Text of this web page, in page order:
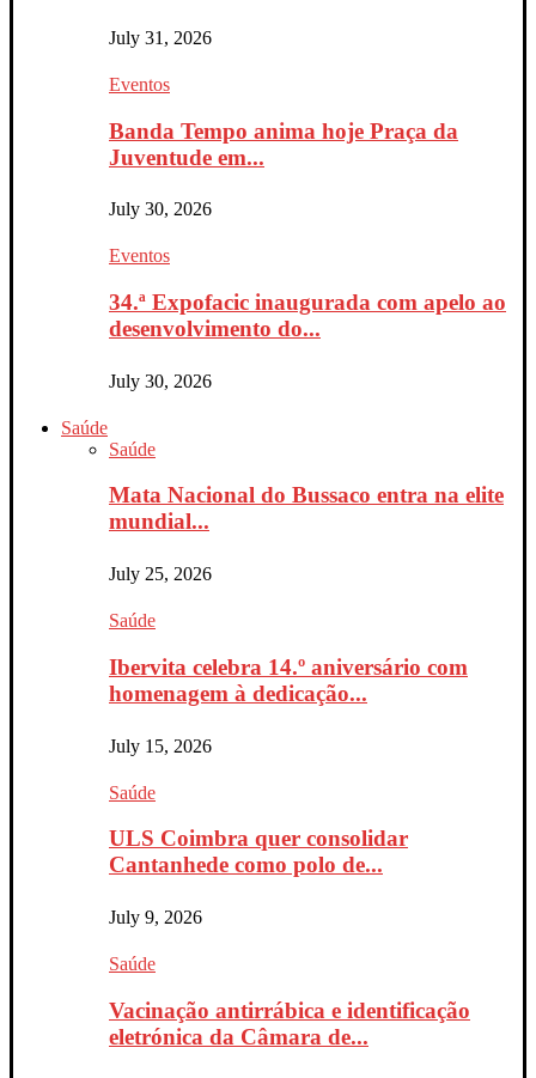
July 31, 2026
Eventos
Banda Tempo anima hoje Praça da
Juventude em...
July 30, 2026
Eventos
34.ª Expofacic inaugurada com apelo ao
desenvolvimento do...
July 30, 2026
Saúde
Saúde
Mata Nacional do Bussaco entra na elite
mundial...
July 25, 2026
Saúde
Ibervita celebra 14.º aniversário com
homenagem à dedicação...
July 15, 2026
Saúde
ULS Coimbra quer consolidar
Cantanhede como polo de...
July 9, 2026
Saúde
Vacinação antirrábica e identificação
eletrónica da Câmara de...